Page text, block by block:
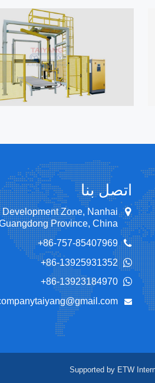
اتصل بنا
Zone, Nanhai
Province, China
+86-757-85407969
+86-13925931352
+86-13923184970
Supported by ETW